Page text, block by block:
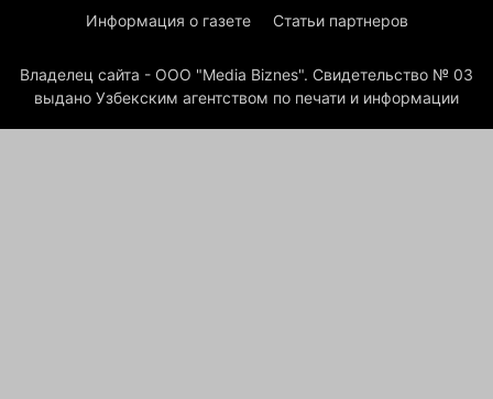
Информация о газете Статьи партнеров
Владелец сайта - ООО "Media Biznes". Свидетельство № 03
выдано Узбекским агентством по печати и информации